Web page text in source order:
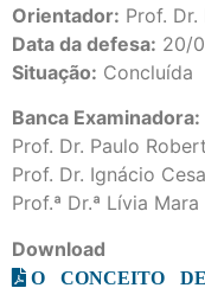
Orientador: Prof.
Data da defesa: 20/
Situação: Concluída
Banca Examinadora:
Prof. Dr. Paulo
Prof. Dr. Ignácio
Prof.ª Dr.ª Lívia
Download
O CONCEITO